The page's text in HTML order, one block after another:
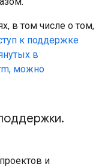
в том числе о том,
к поддержке
в
можно
.
и